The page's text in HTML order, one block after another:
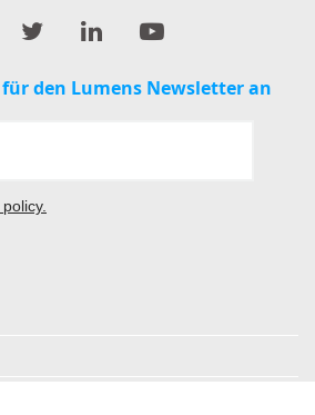
für den Lumens Newsletter an